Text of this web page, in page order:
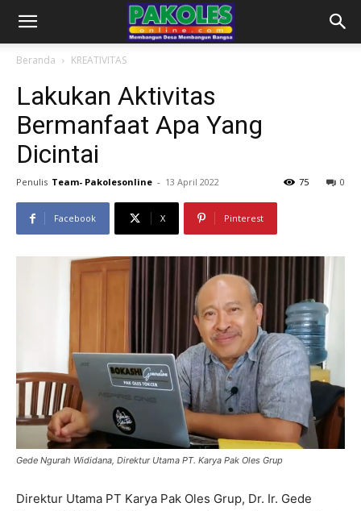
Beranda KREATIVITAS
Lakukan Aktivitas
Bermanfaat Apa Yang
Dicintai
Penulis Team- Pakolesonline - 13 April 2022 0
75
Facebook X Pinterest
Gede Ngurah Wididana, Direktur Utama PT. Karya Pak Oles Grup
Direktur Utama PT Karya Pak Oles Grup, Dr. Ir. Gede